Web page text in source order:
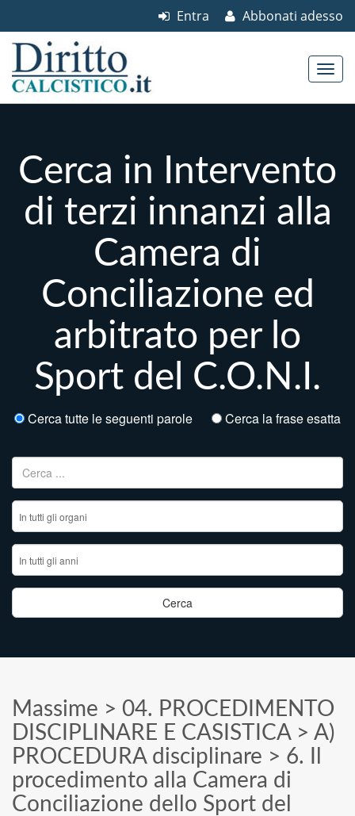
Abbonati adesso
Entra
Cerca in Intervento
di terzi innanzi alla
Camera di
Conciliazione ed
arbitrato per lo
Sport del C.O.N.I.
Cerca tutte le seguenti parole Cerca la frase esatta
Ricerca per:
Massime > 04. PROCEDIMENTO
DISCIPLINARE E CASISTICA> A)
PROCEDURA disciplinare > 6. Il
procedimento alla Camera di
Conciliazione dello Sport del